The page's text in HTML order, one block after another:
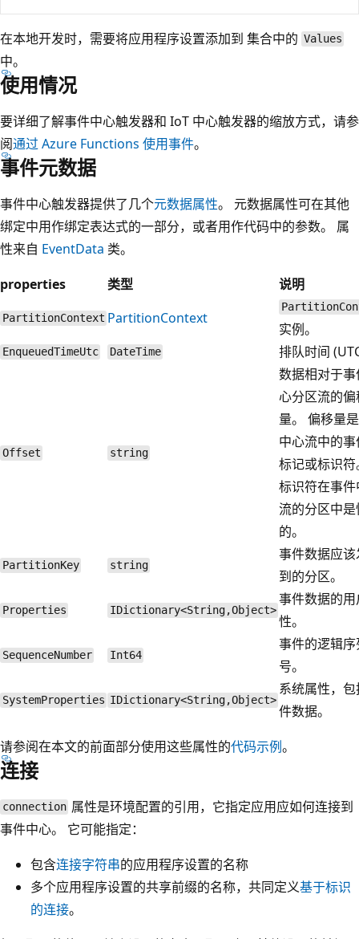
在本地开发时，需要将应用程序设置添加到 集合中的 Values
中。
使用情况
要详细了解事件中心触发器和 IoT 中心触发器的缩放方式，请参
阅通过 Azure Functions 使用事件。
事件元数据
事件中心触发器提供了几个元数据属性。 元数据属性可在其他
绑定中用作绑定表达式的一部分，或者用作代码中的参数。 属
性来自 EventData 类。
properties
类型 说明
PartitionContext PartitionContext
实例。
EnqueuedTimeUtc DateTime 排队时间
Offset string
数据相对于
心分区流的偏
量。 偏移量
中心流中的
标记或标识符
标识符在事
流的分区中
的。
PartitionKey string
事件数据应
到的分区。
Properties IDictionary<String,Object>
事件数据的
性。
SequenceNumber Int64
事件的逻辑序
号。
SystemProperties IDictionary<String,Object>
系统属性，
件数据。
请参阅在本文的前面部分使用这些属性的代码示例。
连接
connection 属性是环境配置的引用，它指定应用应如何连接到
事件中心。 它可能指定：
包含连接字符串的应用程序设置的名称
多个应用程序设置的共享前缀的名称，共同定义基于标识
的连接。